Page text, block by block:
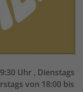
Uhr , Dienstags
von 18:00 bis